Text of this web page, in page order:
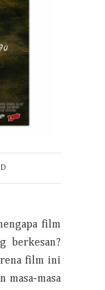
film
berkesan?
film ini
masa-masa